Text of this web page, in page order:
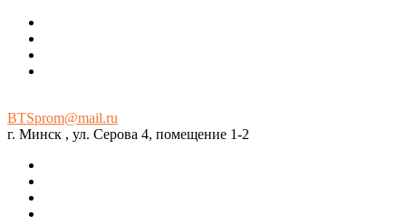
BTSprom@mail.ru
г. Минск , ул. Серова 4, помещение 1-2